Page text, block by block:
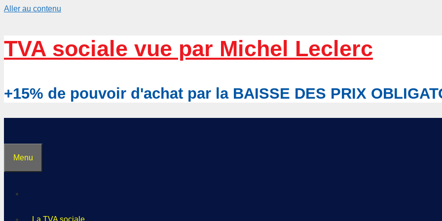
Aller au contenu
TVA sociale vue par Michel Leclerc
+15% de pouvoir d'achat par la BAISSE DES PRIX
Menu
La TVA sociale